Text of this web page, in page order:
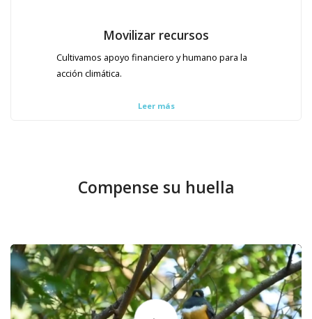
Movilizar recursos
Cultivamos apoyo financiero y humano para la
acción climática.
Leer más
Compense su huella